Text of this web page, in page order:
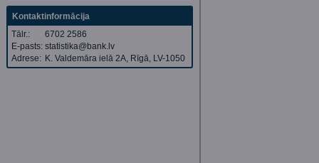
Kontaktinformācija
Tālr.:
6702 2586
E-pasts: statistika@bank.lv
Adrese: K. Valdemāra ielā 2A, Rīgā, LV-1050